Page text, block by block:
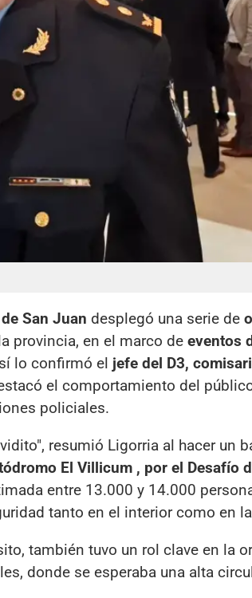
San Juan desplegó una serie de
provincia, en el marco de eventos
lo confirmó el jefe del D3,
el comportamiento del
policiales.
resumió Ligorria al hacer un
El Villicum , por el Desafío
entre 13.000 y 14.000
tanto en el interior como en
también tuvo un rol clave en la
donde se esperaba una alta